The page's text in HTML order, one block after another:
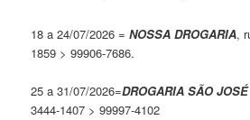
18 a 24/07/2026 =NOSSA DROGARIA,
1859 > 99906-7686.
25 a 31/07/2026=DROGARIA SÃO JOSÉ
3444-1407 > 99997-4102